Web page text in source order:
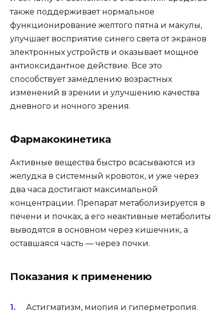
также поддерживает нормальное
функционирование желтого пятна и макулы,
улучшает восприятие синего света от экранов
электронных устройств и оказывает мощное
антиоксидантное действие. Все это
способствует замедлению возрастных
изменений в зрении и улучшению качества
дневного и ночного зрения.
Фармакокинетика
Активные вещества быстро всасываются из
желудка в системный кровоток, и уже через
два часа достигают максимальной
концентрации. Препарат метаболизируется в
печени и почках, а его неактивные метаболиты
выводятся в основном через кишечник, а
оставшаяся часть — через почки.
Показания к применению
Астигматизм, миопия и гиперметропия.